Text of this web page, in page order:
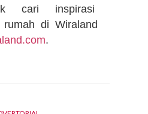
cari inspirasi
di Wiraland
.